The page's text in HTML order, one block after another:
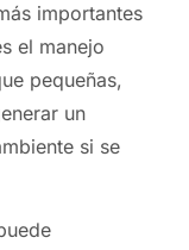
importantes
el manejo
pequeñas,
un
si se